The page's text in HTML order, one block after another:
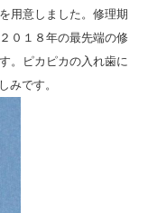
用意しました。修理期
０１８年の最先端の修
。ピカピカの入れ歯に
みです。